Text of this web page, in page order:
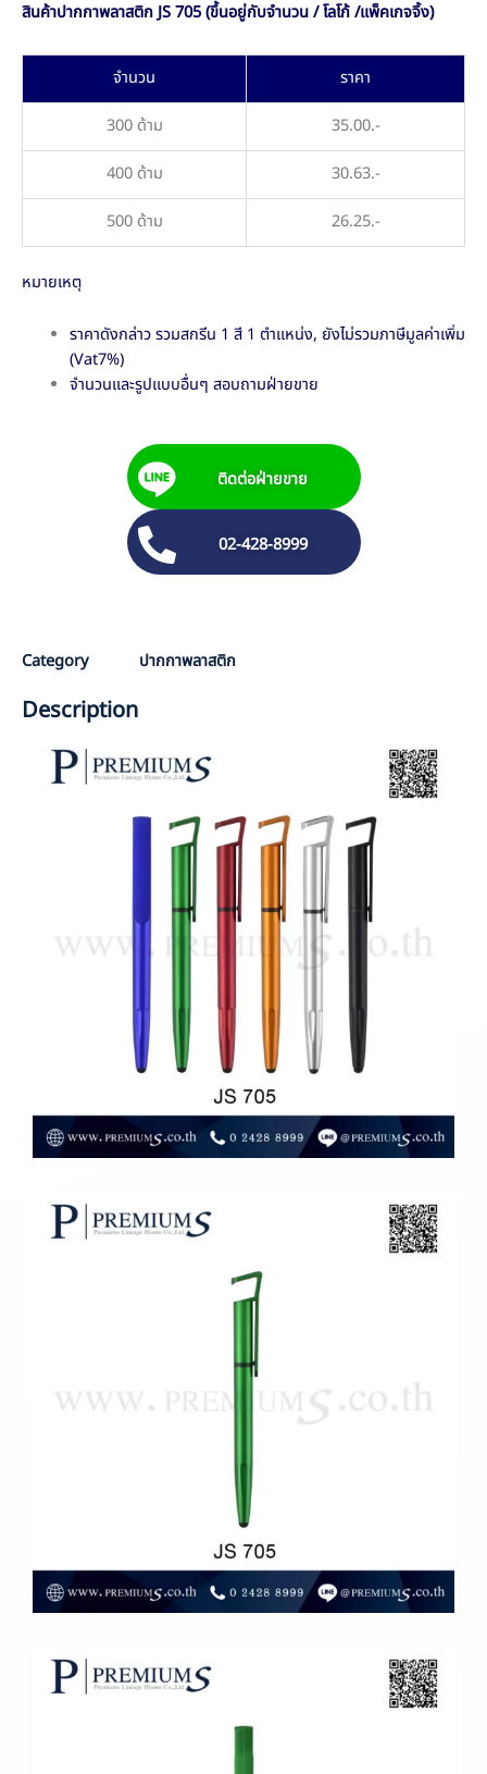
สินค้าปากกาพลาสติก JS 705 (ขึ้นอยู่กับจำนวน / โลโก้ /แพ็คเกจจิ้ง)
จำนวน
ราคา
300 ด้าม
35.00.-
400 ด้าม
30.63.-
500 ด้าม
26.25.-
หมายเหตุ
ราคาดังกล่าว รวมสกรีน 1 สี 1 ตำแหน่ง, ยังไม่รวมภาษีมูลค่าเพิ่ม
(Vat7%)
จำนวนและรูปแบบอื่นๆ สอบถามฝ่ายขาย
ติดต่อฝ่ายขาย
02-428-8999
Category ปากกาพลาสติก
Description